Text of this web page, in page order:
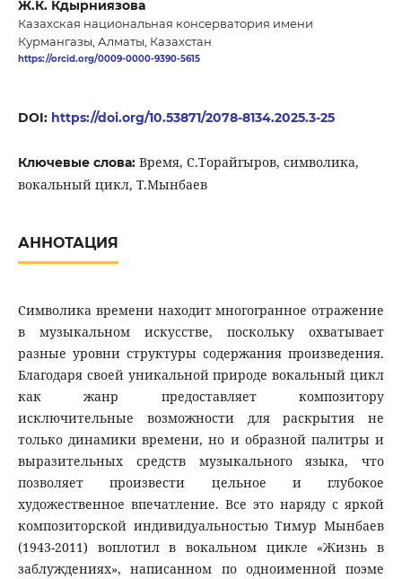
Ж.К. Кдырниязова
Казахская национальная консерватория имени
Курмангазы, Алматы, Казахстан
https://orcid.org/0009-0000-9390-5615
DOI: https://doi.org/10.53871/2078-8134.2025.3-25
Ключевые слова: Время, С.Торайгыров, символика,
вокальный цикл, Т.Мынбаев
АННОТАЦИЯ
Символика времени находит многогранное отражение
в музыкальном искусстве, поскольку охватывает
разные уровни структуры содержания произведения.
Благодаря своей уникальной природе вокальный цикл
как жанр предоставляет композитору
исключительные возможности для раскрытия не
только динамики времени, но и образной палитры и
выразительных средств музыкального языка, что
позволяет произвести цельное и глубокое
художественное впечатление. Все это наряду с яркой
композиторской индивидуальностью Тимур Мынбаев
(1943-2011) воплотил в вокальном цикле «Жизнь в
заблуждениях», написанном по одноименной поэме